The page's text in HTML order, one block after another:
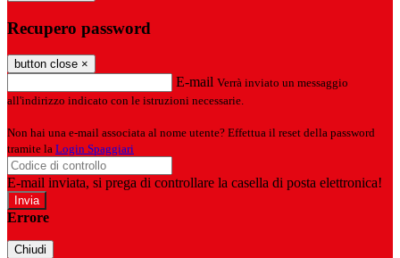
Recupero password
button close ×
E-mail Verrà inviato un messaggio
all'indirizzo indicato con le istruzioni necessarie.
Non hai una e-mail associata al nome utente? Effettua il reset della password
tramite la Login Spaggiari
E-mail inviata, si prega di controllare la casella di posta elettronica!
Errore
Chiudi